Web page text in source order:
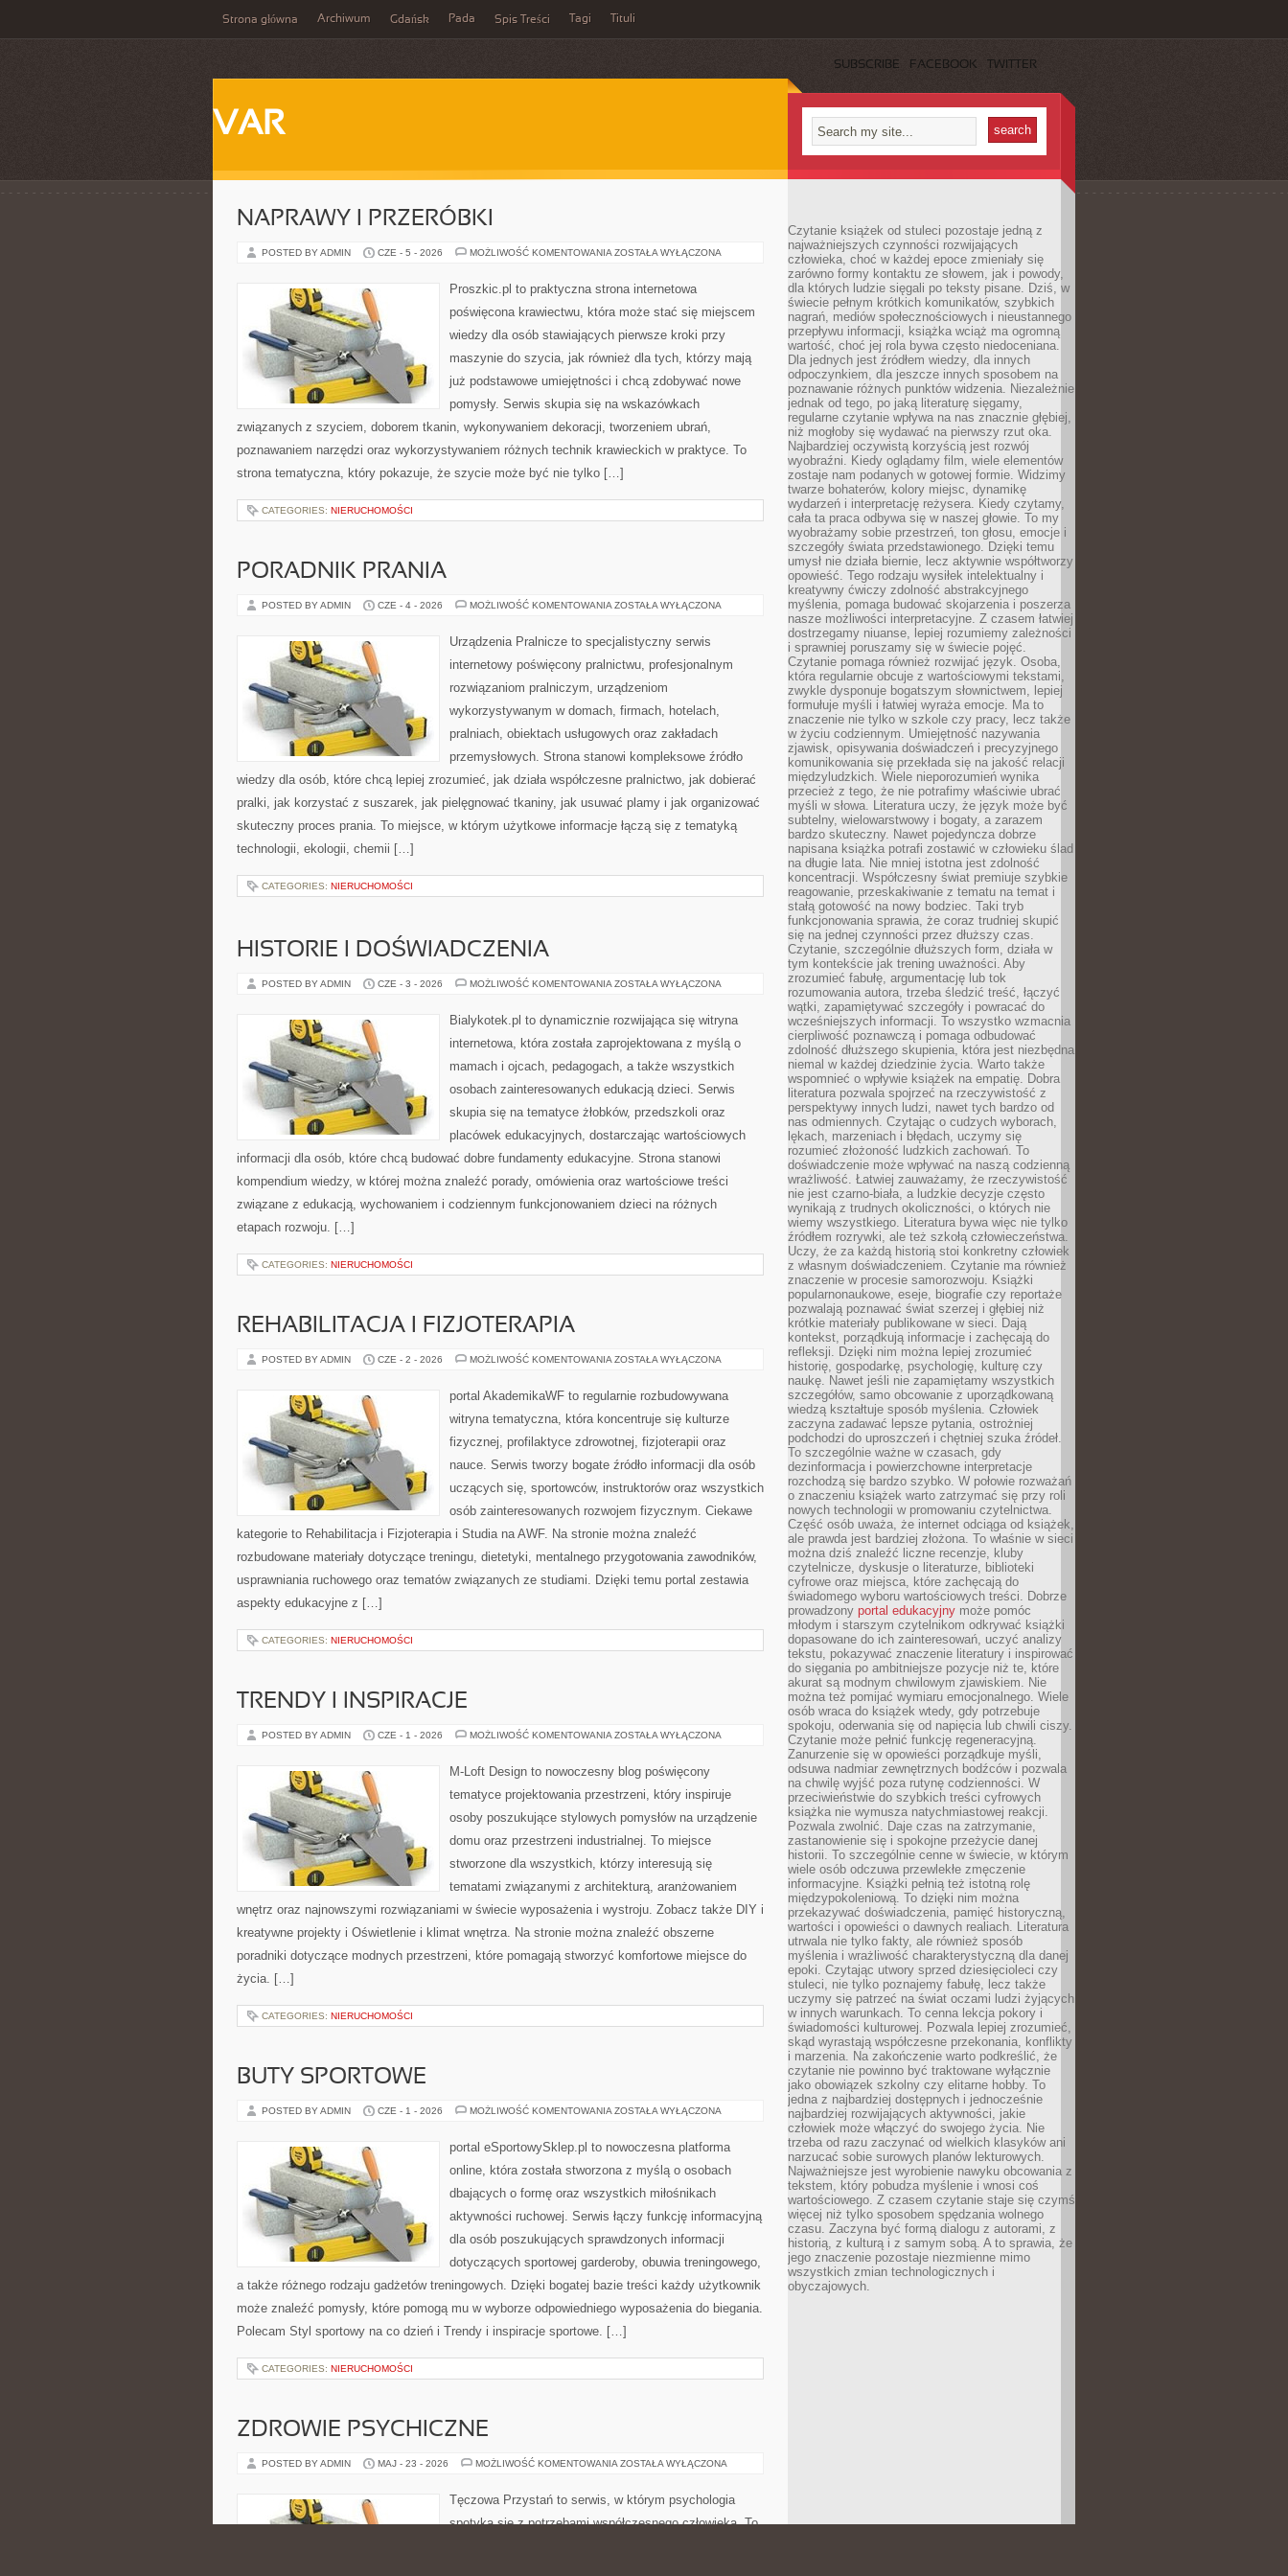
Strona główna Archiwum Gdańsk Pada Spis Treści Tagi Tituli
SUBSCRIBE FACEBOOK TWITTER
VAR
NAPRAWY I PRZERÓBKI
POSTED BY ADMIN CZE - 5 - 2026 MOŻLIWOŚĆ KOMENTOWANIA NAPRAWY
ZOSTAŁA WYŁĄCZONA
Proszkic.pl to praktyczna strona internetowa
poświęcona krawiectwu, która może stać się miejscem
wiedzy dla osób stawiających pierwsze kroki przy
maszynie do szycia, jak również dla tych, którzy mają
już podstawowe umiejętności i chcą zdobywać nowe
pomysły. Serwis skupia się na wskazówkach
związanych z szyciem, doborem tkanin, wykonywaniem dekoracji, tworzeniem ubrań,
poznawaniem narzędzi oraz wykorzystywaniem różnych technik krawieckich w praktyce. To
strona tematyczna, który pokazuje, że szycie może być nie tylko […]
CATEGORIES: NIERUCHOMOŚCI
PORADNIK PRANIA
POSTED BY ADMIN CZE - 4 - 2026 MOŻLIWOŚĆ KOMENTOWANIA PORADNIK
ZOSTAŁA WYŁĄCZONA
Urządzenia Pralnicze to specjalistyczny serwis
internetowy poświęcony pralnictwu, profesjonalnym
rozwiązaniom pralniczym, urządzeniom
wykorzystywanym w domach, firmach, hotelach,
pralniach, obiektach usługowych oraz zakładach
przemysłowych. Strona stanowi kompleksowe źródło
wiedzy dla osób, które chcą lepiej zrozumieć, jak działa współczesne pralnictwo, jak dobierać
pralki, jak korzystać z suszarek, jak pielęgnować tkaniny, jak usuwać plamy i jak organizować
skuteczny proces prania. To miejsce, w którym użytkowe informacje łączą się z tematyką
technologii, ekologii, chemii […]
CATEGORIES: NIERUCHOMOŚCI
HISTORIE I DOŚWIADCZENIA
POSTED BY ADMIN CZE - 3 - 2026 MOŻLIWOŚĆ KOMENTOWANIA HISTORIE
ZOSTAŁA WYŁĄCZONA
Bialykotek.pl to dynamicznie rozwijająca się witryna
internetowa, która została zaprojektowana z myślą o
mamach i ojcach, pedagogach, a także wszystkich
osobach zainteresowanych edukacją dzieci. Serwis
skupia się na tematyce żłobków, przedszkoli oraz
placówek edukacyjnych, dostarczając wartościowych
informacji dla osób, które chcą budować dobre fundamenty edukacyjne. Strona stanowi
kompendium wiedzy, w której można znaleźć porady, omówienia oraz wartościowe treści
związane z edukacją, wychowaniem i codziennym funkcjonowaniem dzieci na różnych
etapach rozwoju. […]
CATEGORIES: NIERUCHOMOŚCI
REHABILITACJA I FIZJOTERAPIA
POSTED BY ADMIN CZE - 2 - 2026 MOŻLIWOŚĆ KOMENTOWANIA REHABILITACJA
ZOSTAŁA WYŁĄCZONA
portal AkademikaWF to regularnie rozbudowywana
witryna tematyczna, która koncentruje się kulturze
fizycznej, profilaktyce zdrowotnej, fizjoterapii oraz
nauce. Serwis tworzy bogate źródło informacji dla osób
uczących się, sportowców, instruktorów oraz wszystkich
osób zainteresowanych rozwojem fizycznym. Ciekawe
kategorie to Rehabilitacja i Fizjoterapia i Studia na AWF. Na stronie można znaleźć
rozbudowane materiały dotyczące treningu, dietetyki, mentalnego przygotowania zawodników,
usprawniania ruchowego oraz tematów związanych ze studiami. Dzięki temu portal zestawia
aspekty edukacyjne z […]
CATEGORIES: NIERUCHOMOŚCI
TRENDY I INSPIRACJE
POSTED BY ADMIN CZE - 1 - 2026 MOŻLIWOŚĆ KOMENTOWANIA TRENDY
ZOSTAŁA WYŁĄCZONA
M-Loft Design to nowoczesny blog poświęcony
tematyce projektowania przestrzeni, który inspiruje
osoby poszukujące stylowych pomysłów na urządzenie
domu oraz przestrzeni industrialnej. To miejsce
stworzone dla wszystkich, którzy interesują się
tematami związanymi z architekturą, aranżowaniem
wnętrz oraz najnowszymi rozwiązaniami w świecie wyposażenia i wystroju. Zobacz także DIY i
kreatywne projekty i Oświetlenie i klimat wnętrza. Na stronie można znaleźć obszerne
poradniki dotyczące modnych przestrzeni, które pomagają stworzyć komfortowe miejsce do
życia. […]
CATEGORIES: NIERUCHOMOŚCI
BUTY SPORTOWE
POSTED BY ADMIN CZE - 1 - 2026 MOŻLIWOŚĆ KOMENTOWANIA BUTY
ZOSTAŁA WYŁĄCZONA
portal eSportowySklep.pl to nowoczesna platforma
online, która została stworzona z myślą o osobach
dbających o formę oraz wszystkich miłośnikach
aktywności ruchowej. Serwis łączy funkcję informacyjną
dla osób poszukujących sprawdzonych informacji
dotyczących sportowej garderoby, obuwia treningowego,
a także różnego rodzaju gadżetów treningowych. Dzięki bogatej bazie treści każdy użytkownik
może znaleźć pomysły, które pomogą mu w wyborze odpowiedniego wyposażenia do biegania.
Polecam Styl sportowy na co dzień i Trendy i inspiracje sportowe. […]
CATEGORIES: NIERUCHOMOŚCI
ZDROWIE PSYCHICZNE
POSTED BY ADMIN MAJ - 23 - 2026 MOŻLIWOŚĆ KOMENTOWANIA ZDROWIE
ZOSTAŁA WYŁĄCZONA
Tęczowa Przystań to serwis, w którym psychologia
spotyka się z potrzebami współczesnego człowieka. To
Czytanie książek od stuleci pozostaje jedną z
najważniejszych czynności rozwijających
człowieka, choć w każdej epoce zmieniały się
zarówno formy kontaktu ze słowem, jak i powody,
dla których ludzie sięgali po teksty pisane. Dziś, w
świecie pełnym krótkich komunikatów, szybkich
nagrań, mediów społecznościowych i nieustannego
przepływu informacji, książka wciąż ma ogromną
wartość, choć jej rola bywa często niedoceniana.
Dla jednych jest źródłem wiedzy, dla innych
odpoczynkiem, dla jeszcze innych sposobem na
poznawanie różnych punktów widzenia. Niezależnie
jednak od tego, po jaką literaturę sięgamy,
regularne czytanie wpływa na nas znacznie głębiej,
niż mogłoby się wydawać na pierwszy rzut oka.
Najbardziej oczywistą korzyścią jest rozwój
wyobraźni. Kiedy oglądamy film, wiele elementów
zostaje nam podanych w gotowej formie. Widzimy
twarze bohaterów, kolory miejsc, dynamikę
wydarzeń i interpretację reżysera. Kiedy czytamy,
cała ta praca odbywa się w naszej głowie. To my
wyobrażamy sobie przestrzeń, ton głosu, emocje i
szczegóły świata przedstawionego. Dzięki temu
umysł nie działa biernie, lecz aktywnie współtworzy
opowieść. Tego rodzaju wysiłek intelektualny i
kreatywny ćwiczy zdolność abstrakcyjnego
myślenia, pomaga budować skojarzenia i poszerza
nasze możliwości interpretacyjne. Z czasem łatwiej
dostrzegamy niuanse, lepiej rozumiemy zależności
i sprawniej poruszamy się w świecie pojęć.
Czytanie pomaga również rozwijać język. Osoba,
która regularnie obcuje z wartościowymi tekstami,
zwykle dysponuje bogatszym słownictwem, lepiej
formułuje myśli i łatwiej wyraża emocje. Ma to
znaczenie nie tylko w szkole czy pracy, lecz także
w życiu codziennym. Umiejętność nazywania
zjawisk, opisywania doświadczeń i precyzyjnego
komunikowania się przekłada się na jakość relacji
międzyludzkich. Wiele nieporozumień wynika
przecież z tego, że nie potrafimy właściwie ubrać
myśli w słowa. Literatura uczy, że język może być
subtelny, wielowarstwowy i bogaty, a zarazem
bardzo skuteczny. Nawet pojedyncza dobrze
napisana książka potrafi zostawić w człowieku ślad
na długie lata. Nie mniej istotna jest zdolność
koncentracji. Współczesny świat premiuje szybkie
reagowanie, przeskakiwanie z tematu na temat i
stałą gotowość na nowy bodziec. Taki tryb
funkcjonowania sprawia, że coraz trudniej skupić
się na jednej czynności przez dłuższy czas.
Czytanie, szczególnie dłuższych form, działa w
tym kontekście jak trening uważności. Aby
zrozumieć fabułę, argumentację lub tok
rozumowania autora, trzeba śledzić treść, łączyć
wątki, zapamiętywać szczegóły i powracać do
wcześniejszych informacji. To wszystko wzmacnia
cierpliwość poznawczą i pomaga odbudować
zdolność dłuższego skupienia, która jest niezbędna
niemal w każdej dziedzinie życia. Warto także
wspomnieć o wpływie książek na empatię. Dobra
literatura pozwala spojrzeć na rzeczywistość z
perspektywy innych ludzi, nawet tych bardzo od
nas odmiennych. Czytając o cudzych wyborach,
lękach, marzeniach i błędach, uczymy się
rozumieć złożoność ludzkich zachowań. To
doświadczenie może wpływać na naszą codzienną
wrażliwość. Łatwiej zauważamy, że rzeczywistość
nie jest czarno-biała, a ludzkie decyzje często
wynikają z trudnych okoliczności, o których nie
wiemy wszystkiego. Literatura bywa więc nie tylko
źródłem rozrywki, ale też szkołą człowieczeństwa.
Uczy, że za każdą historią stoi konkretny człowiek
z własnym doświadczeniem. Czytanie ma również
znaczenie w procesie samorozwoju. Książki
popularnonaukowe, eseje, biografie czy reportaże
pozwalają poznawać świat szerzej i głębiej niż
krótkie materiały publikowane w sieci. Dają
kontekst, porządkują informacje i zachęcają do
refleksji. Dzięki nim można lepiej zrozumieć
historię, gospodarkę, psychologię, kulturę czy
naukę. Nawet jeśli nie zapamiętamy wszystkich
szczegółów, samo obcowanie z uporządkowaną
wiedzą kształtuje sposób myślenia. Człowiek
zaczyna zadawać lepsze pytania, ostrożniej
podchodzi do uproszczeń i chętniej szuka źródeł.
To szczególnie ważne w czasach, gdy
dezinformacja i powierzchowne interpretacje
rozchodzą się bardzo szybko. W połowie rozważań
o znaczeniu książek warto zatrzymać się przy roli
nowych technologii w promowaniu czytelnictwa.
Część osób uważa, że internet odciąga od książek,
ale prawda jest bardziej złożona. To właśnie w sieci
można dziś znaleźć liczne recenzje, kluby
czytelnicze, dyskusje o literaturze, biblioteki
cyfrowe oraz miejsca, które zachęcają do
świadomego wyboru wartościowych treści. Dobrze
prowadzony portal edukacyjny może pomóc
młodym i starszym czytelnikom odkrywać książki
dopasowane do ich zainteresowań, uczyć analizy
tekstu, pokazywać znaczenie literatury i inspirować
do sięgania po ambitniejsze pozycje niż te, które
akurat są modnym chwilowym zjawiskiem. Nie
można też pomijać wymiaru emocjonalnego. Wiele
osób wraca do książek wtedy, gdy potrzebuje
spokoju, oderwania się od napięcia lub chwili ciszy.
Czytanie może pełnić funkcję regeneracyjną.
Zanurzenie się w opowieści porządkuje myśli,
odsuwa nadmiar zewnętrznych bodźców i pozwala
na chwilę wyjść poza rutynę codzienności. W
przeciwieństwie do szybkich treści cyfrowych
książka nie wymusza natychmiastowej reakcji.
Pozwala zwolnić. Daje czas na zatrzymanie,
zastanowienie się i spokojne przeżycie danej
historii. To szczególnie cenne w świecie, w którym
wiele osób odczuwa przewlekłe zmęczenie
informacyjne. Książki pełnią też istotną rolę
międzypokoleniową. To dzięki nim można
przekazywać doświadczenia, pamięć historyczną,
wartości i opowieści o dawnych realiach. Literatura
utrwala nie tylko fakty, ale również sposób
myślenia i wrażliwość charakterystyczną dla danej
epoki. Czytając utwory sprzed dziesięcioleci czy
stuleci, nie tylko poznajemy fabułę, lecz także
uczymy się patrzeć na świat oczami ludzi żyjących
w innych warunkach. To cenna lekcja pokory i
świadomości kulturowej. Pozwala lepiej zrozumieć,
skąd wyrastają współczesne przekonania, konflikty
i marzenia. Na zakończenie warto podkreślić, że
czytanie nie powinno być traktowane wyłącznie
jako obowiązek szkolny czy elitarne hobby. To
jedna z najbardziej dostępnych i jednocześnie
najbardziej rozwijających aktywności, jakie
człowiek może włączyć do swojego życia. Nie
trzeba od razu zaczynać od wielkich klasyków ani
narzucać sobie surowych planów lekturowych.
Najważniejsze jest wyrobienie nawyku obcowania z
tekstem, który pobudza myślenie i wnosi coś
wartościowego. Z czasem czytanie staje się czymś
więcej niż tylko sposobem spędzania wolnego
czasu. Zaczyna być formą dialogu z autorami, z
historią, z kulturą i z samym sobą. A to sprawia, że
jego znaczenie pozostaje niezmienne mimo
wszystkich zmian technologicznych i
obyczajowych.